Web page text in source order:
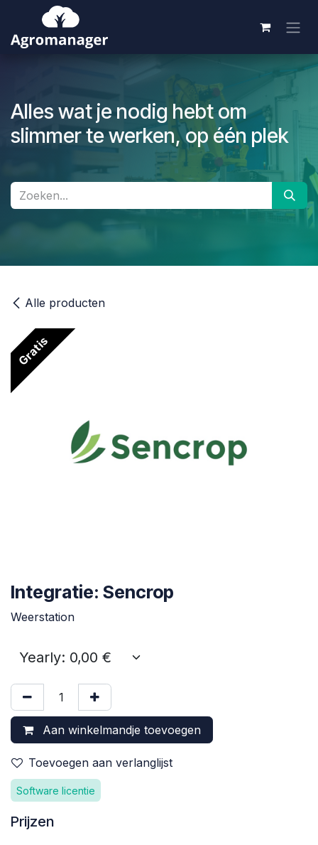
Overslaan naar inhoud
Alles wat je nodig hebt om
slimmer te werken, op één plek
Alle producten
Gratis
Integratie: Sencrop
Weerstation
Aan winkelmandje toevoegen
Toevoegen aan verlanglijst
Software licentie
Prijzen